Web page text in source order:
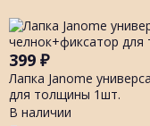
399 ₽
Лапка Janome
для толщины 1шт.
В наличии